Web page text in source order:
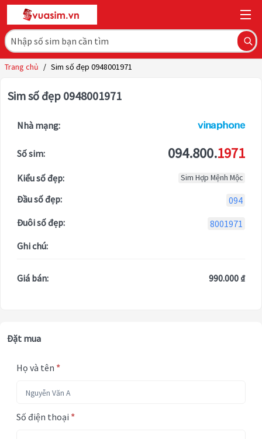
Trang chủ / Sim số đẹp 0948001971
Sim số đẹp 0948001971
Nhà mạng:
Số sim: 094.800.1971
Kiểu số đẹp: Sim Hợp Mệnh Mộc
Đầu số đẹp:
094
Đuôi số đẹp:
8001971
Ghi chú:
Giá bán: 990.000 ₫
Đặt mua
Họ và tên *
Số điện thoại *